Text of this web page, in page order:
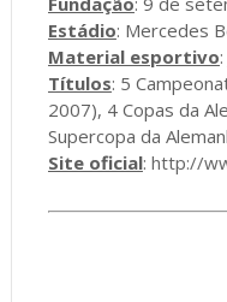
Estádio: Mercedes
Material esportivo
Títulos: 5
2007), 4 Copas da
Supercopa da
Site oficial: http://